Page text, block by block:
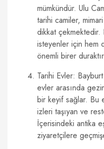
mümkündür. Ulu
tarihi camiler,
dikkat
isteyenler için hem
önemli birer
Tarihi Evler:
evler arasında
bir keyif sağlar. Bu
izleri taşıyan ve
İçerisindeki antika
ziyaretçilere